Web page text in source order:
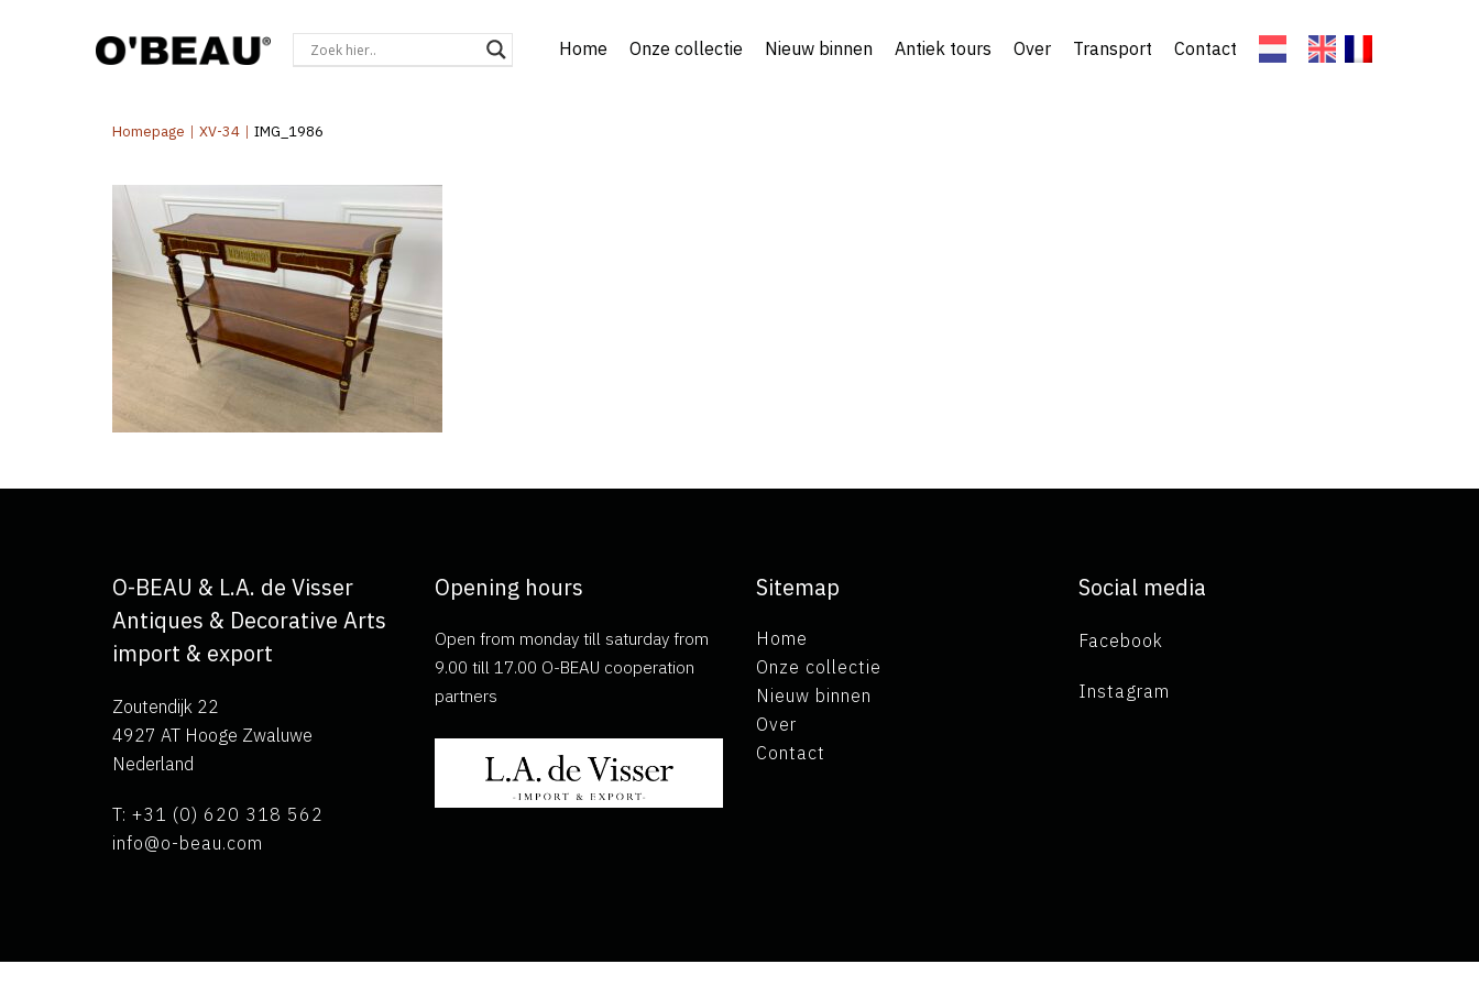
Home Onze collectie Nieuw binnen Antiek tours Over Transport Contact
Homepage | XV-34 | IMG_1986
O-BEAU & L.A. de Visser
Antiques & Decorative Arts
import & export
Zoutendijk 22
4927 AT Hooge Zwaluwe
Nederland
T: +31 (0) 620 318 562
info@o-beau.com
Opening hours
Open from monday till saturday from
9.00 till 17.00 O-BEAU cooperation
partners
Sitemap
Home
Onze collectie
Nieuw binnen
Over
Contact
Social media
Facebook
Instagram